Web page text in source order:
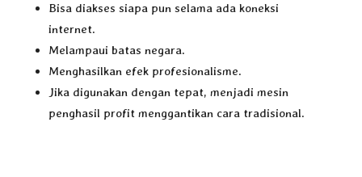
Bisa diakses siapa pun selama ada koneksi
internet.
Melampaui batas negara.
Menghasilkan efek profesionalisme.
Jika digunakan dengan tepat, menjadi mesin
penghasil profit menggantikan cara tradisional.